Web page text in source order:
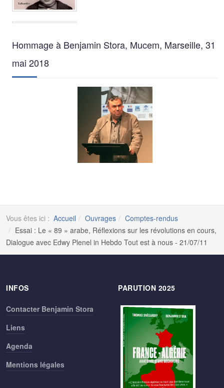
Hommage à Benjamin Stora, Mucem, Marseille, 31
mai 2018
Vous êtes ici : Accueil Ouvrages
Comptes-rendus
Essai : Le « 89 » arabe, Réflexions sur les révolutions en cours,
Dialogue avec Edwy Plenel in Hebdo Tout est à nous - 21/07/11
INFOS
Contacter Benjamin Stora
Liens
Agenda
Mentions légales
PARUTION 2025